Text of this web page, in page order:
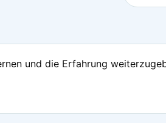
und die Erfahrung